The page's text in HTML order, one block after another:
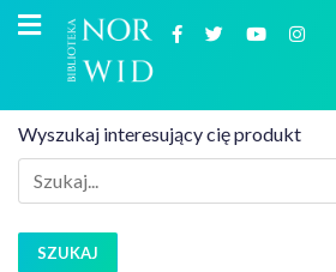
Wyszukaj interesujący cię produkt
SZUKAJ